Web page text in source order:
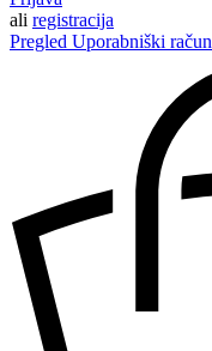
ali registracija
Pregled Uporabniški račun